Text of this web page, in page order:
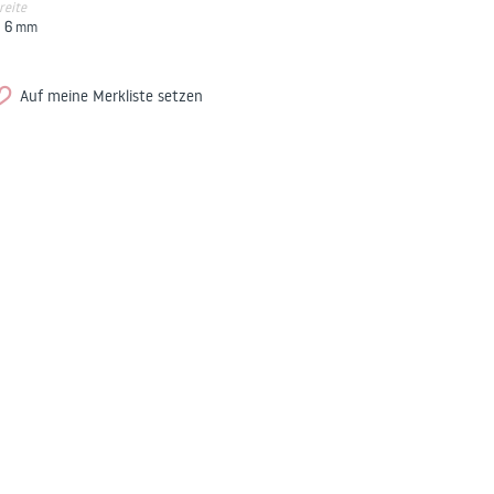
6 mm
Auf meine Merkliste setzen